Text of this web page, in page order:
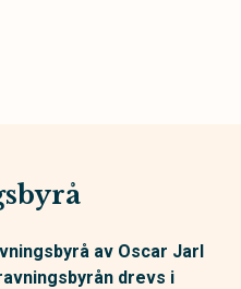
av Oscar Jarl
drevs i